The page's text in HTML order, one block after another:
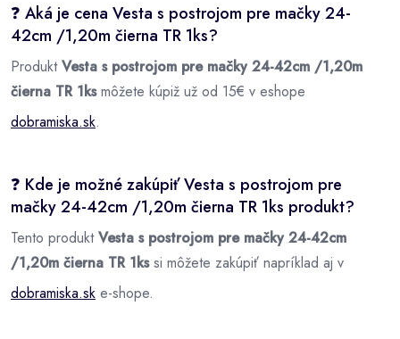
❓ Aká je cena Vesta s postrojom pre mačky 24-
42cm /1,20m čierna TR 1ks?
ProduktVesta s postrojom pre mačky 24-42cm /1,20m
čierna TR 1ksmôžete kúpiž už od 15€ v eshope
dobramiska.sk.
❓ Kde je možné zakúpiť Vesta s postrojom pre
mačky 24-42cm /1,20m čierna TR 1ks produkt?
Tento produktVesta s postrojom pre mačky 24-42cm
/1,20m čierna TR 1kssi môžete zakúpiť napríklad aj v
dobramiska.sk e-shope.